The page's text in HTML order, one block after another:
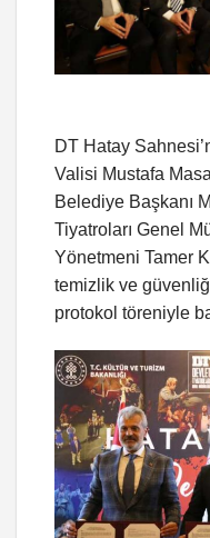
DT Hatay
Valisi Mustafa
Belediye Başkanı
Tiyatroları Genel
Yönetmeni Tamer
temizlik ve
protokol töreniyle